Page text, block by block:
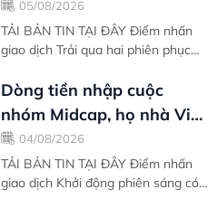
VN-Index nghỉ chân sau
nỗ lực phục...
05/08/2026
TẢI BẢN TIN TẠI ĐÂY Điểm nhấn
giao dịch Trải qua hai phiên phục
tạm nghỉ chân khi áp lực chốt lời
có...
Dòng tiền nhập cuộc
nhóm Midcap, họ nhà Vin
gồng gánh biên độ tăng
điểm toàn thị...
04/08/2026
TẢI BẢN TIN TẠI ĐÂY Điểm nhấn
giao dịch Khởi động phiên sáng có